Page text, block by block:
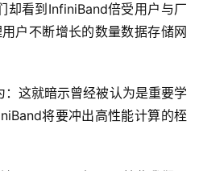
却看到InfiniBand倍受用户与厂
户不断增长的数量数据存储网
：这就暗示曾经被认为是重要学
将要冲出高性能计算的桎